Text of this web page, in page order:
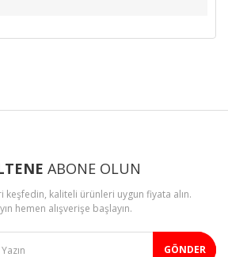
hatalar bulunuyor.
daha pahalı.
ABONE OLUN
keşfedin, kaliteli ürünleri uygun fiyata alın.
hemen alışverişe başlayın.
GÖNDER